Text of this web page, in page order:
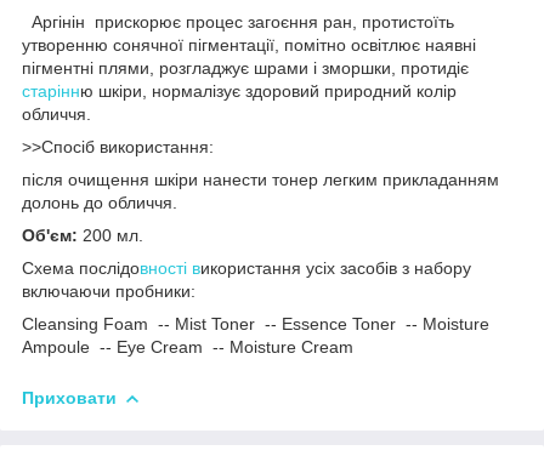
Аргінін прискорює процес загоєння ран, протистоїть
утворенню сонячної пігментації, помітно освітлює наявні
пігментні плями, розгладжує шрами і зморшки, протидіє
старінню шкіри, нормалізує здоровий природний колір
обличчя.
>>Cпосіб використання:
після очищення шкіри нанести тонер легким прикладанням
долонь до обличчя.
Об'єм: 200 мл.
Схема послідовності використання усіх засобів з набору
включаючи пробники:
Cleansing Foam -- Mist Toner -- Essence Toner -- Moisture
Ampoule -- Eye Cream -- Moisture Cream
Приховати